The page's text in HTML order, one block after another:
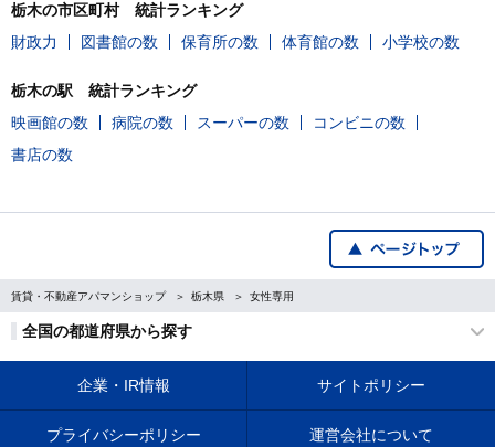
栃木の市区町村 統計ランキング
財政力
図書館の数 保育所の数 体育館の数 小学校の数
栃木の駅 統計ランキング
映画館の数
病院の数 スーパーの数
コンビニの数
書店の数
賃貸・不動産アパマンショップ 栃木県 女性専用
全国の都道府県から探す
企業・IR情報 サイトポリシー
プライバシーポリシー 運営会社について